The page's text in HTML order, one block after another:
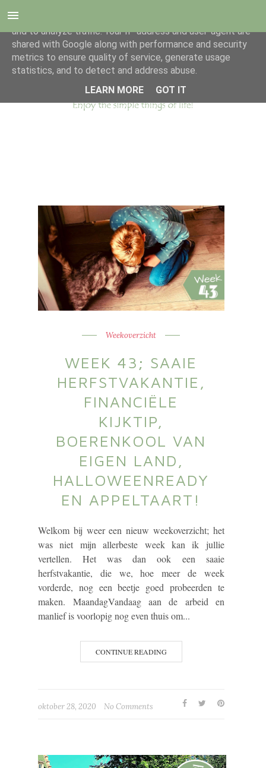
Weekoverzicht
WEEK 43; SAAIE
HERFSTVAKANTIE,
FINANCIËLE
KIJKTIP,
BOERENKOOL VAN
EIGEN LAND,
HALLOWEENREADY
EN APPELTAART!
Welkom bij weer een nieuw weekoverzicht; het
was niet mijn allerbeste week kan ik jullie
vertellen. Het was dan ook een saaie
herfstvakantie, die we, hoe meer de week
vorderde, nog een beetje goed probeerden te
maken. MaandagVandaag aan de arbeid en
manlief is voorlopig nog even thuis om...
CONTINUE READING
oktober 28, 2020 No Comments
This site uses cookies from Google to deliver its services
and to analyze traffic. Your IP address and user-agent are
shared with Google along with performance and security
metrics to ensure quality of service, generate usage
statistics, and to detect and address abuse.
LEARN MORE
GOT IT